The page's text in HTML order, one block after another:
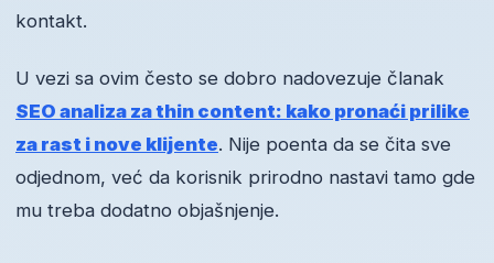
kontakt.
U vezi sa ovim često se dobro nadovezuje članak
SEO analiza za thin content: kako pronaći prilike
za rast i nove klijente. Nije poenta da se čita sve
odjednom, već da korisnik prirodno nastavi tamo gde
mu treba dodatno objašnjenje.